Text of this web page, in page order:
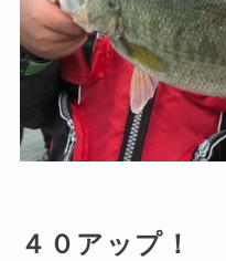
４０アップ！